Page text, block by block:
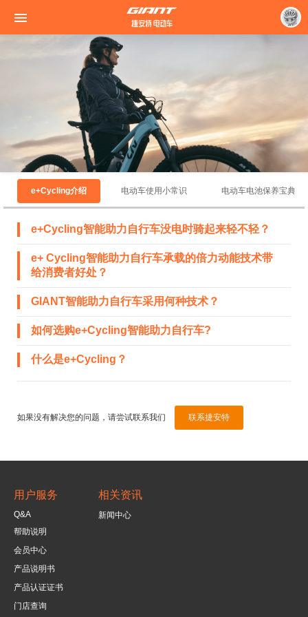

e+Cycling介绍 电动车使用小常识 电动车电池保养宝典
e+Cycling智能助力自行车没电时骑起来轻不轻？
e+ Cycling智能助力自行车承载的倍力动能技术带
给消费者好处？
GIANT智能助力自行车采用何种技术？
如何选购e+Cycling智能助力自行车?
什么是e+Cycling？
如果没有解决您的问题，请尝试联系我们 联系捷安特
用户服务
Q&A
帮助说明
会员中心
产品说明书
产品认证证书
门店查询
相关资讯
新闻中心